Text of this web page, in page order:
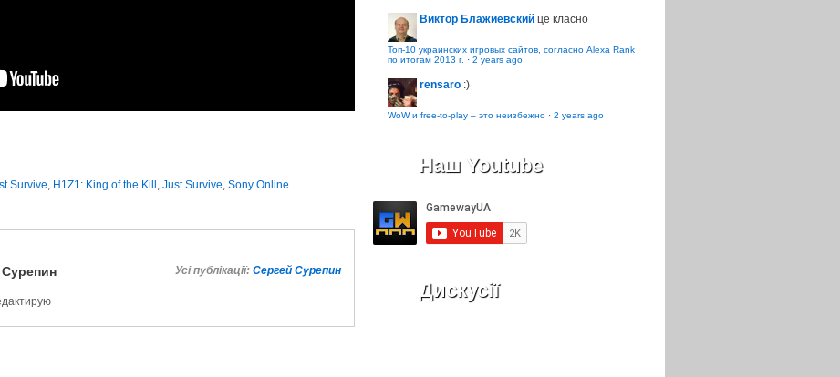
Survive, H1Z1: King of the Kill , Just Survive, Sony Online
Усі публікації: Сергей Сурепин
Виктор Блажиевский це класно
Топ-10 украинских игровых сайтов, согласно Alexa Rank
по итогам 2013 г. · 2 years ago
rensaro :)
WoW и free-to-play – это неизбежно · 2 years ago
Наш Youtube
Дискусії